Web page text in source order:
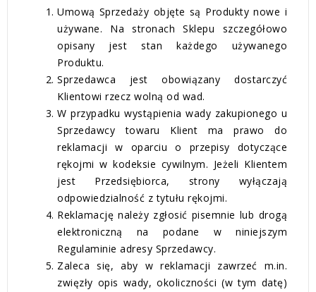
Umową Sprzedaży objęte są Produkty nowe i
używane. Na stronach Sklepu szczegółowo
opisany jest stan każdego używanego
Produktu.
Sprzedawca jest obowiązany dostarczyć
Klientowi rzecz wolną od wad.
W przypadku wystąpienia wady zakupionego u
Sprzedawcy towaru Klient ma prawo do
reklamacji w oparciu o przepisy dotyczące
rękojmi w kodeksie cywilnym. Jeżeli Klientem
jest Przedsiębiorca, strony wyłączają
odpowiedzialność z tytułu rękojmi.
Reklamację należy zgłosić pisemnie lub drogą
elektroniczną na podane w niniejszym
Regulaminie adresy Sprzedawcy.
Zaleca się, aby w reklamacji zawrzeć m.in.
zwięzły opis wady, okoliczności (w tym datę)